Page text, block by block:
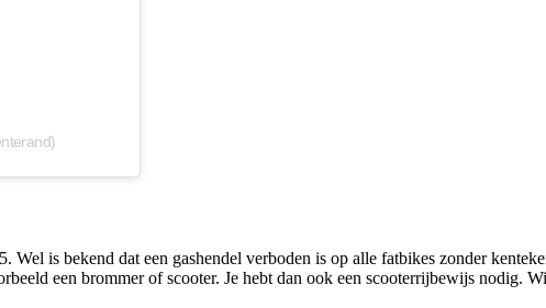
is bekend dat een gashendel verboden is op alle fatbikes zonder
een brommer of scooter. Je hebt dan ook een scooterrijbewijs nodig.